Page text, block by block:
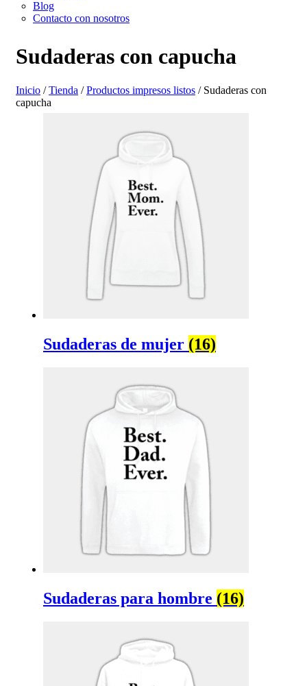
Blog
Contacto con nosotros
Sudaderas con capucha
Inicio /Tienda /Productos impresos listos / Sudaderas con
capucha
Sudaderas de mujer (16)
Sudaderas para hombre (16)